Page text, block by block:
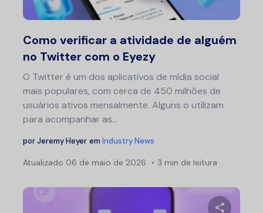
Como verificar a atividade de alguém
no Twitter com o Eyezy
O Twitter é um dos aplicativos de mídia social
mais populares, com cerca de 450 milhões de
usuários ativos mensalmente. Alguns o utilizam
para acompanhar as...
porJeremy Heyer em Industry News
Atualizado 06 de maio de 2026 3 min de leitura